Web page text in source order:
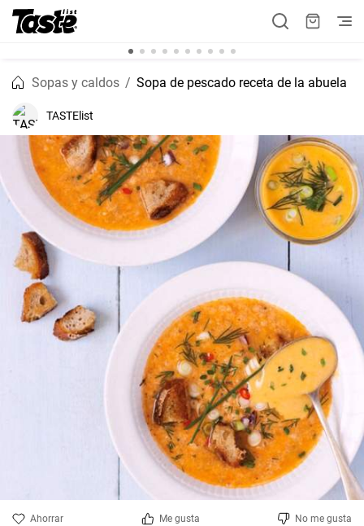
Sopas y caldos Sopa de pescado receta de la abuela
TASTElist
Ahorrar Me gusta No me gusta